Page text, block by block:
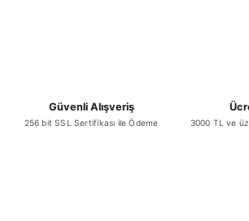
Güvenli Alışveriş
256 bit SSL Sertifikası ile Ödeme 3000 TL ve